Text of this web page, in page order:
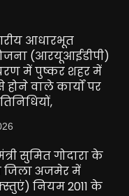
आधारभूत
(आरयूआईडीपी)
में पुष्कर शहर में
होने वाले कार्यों पर
सुमित गोदारा के
जिला अजमेर में
नियम 2011 के